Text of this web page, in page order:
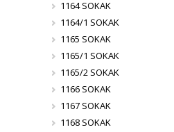
1164 SOKAK
1164/1 SOKAK
1165 SOKAK
1165/1 SOKAK
1165/2 SOKAK
1166 SOKAK
1167 SOKAK
1168 SOKAK